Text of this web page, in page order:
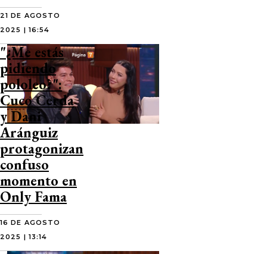
21 DE AGOSTO
2025 | 16:54
"¿Me estás
pidiendo
pololeo?":
Cuco Cerda
y Dani
Aránguiz
protagonizan
confuso
momento en
Only Fama
16 DE AGOSTO
2025 | 13:14